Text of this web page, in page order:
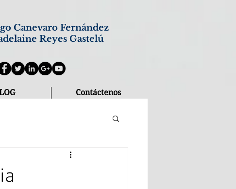
Canevaro Fernández
Reyes Gastelú
Contáctenos